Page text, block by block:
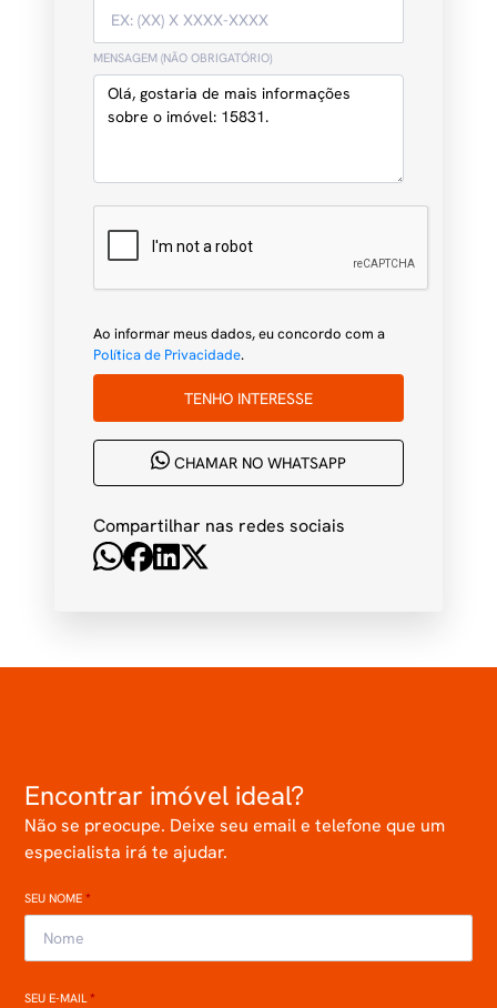
MENSAGEM (NÃO OBRIGATÓRIO)
Ao informar meus dados, eu concordo com a
Política de Privacidade.
TENHO INTERESSE
CHAMAR NO WHATSAPP
Compartilhar nas redes sociais
Encontrar imóvel ideal?
Não se preocupe. Deixe seu email e telefone que um
especialista irá te ajudar.
SEU NOME*
SEU E-MAIL*